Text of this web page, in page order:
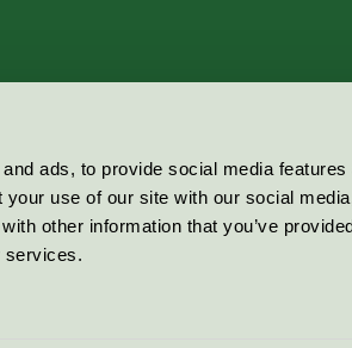
ads, to provide social media
use of our site with our social
other information that you’ve
services.